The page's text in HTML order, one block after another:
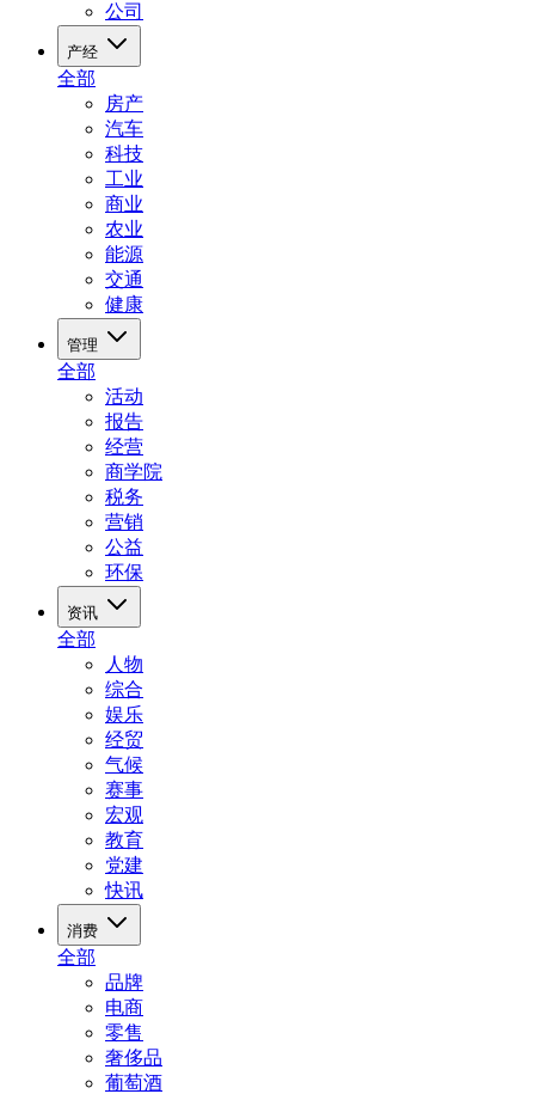
公司
产经
全部
房产
汽车
科技
工业
商业
农业
能源
交通
健康
管理
全部
活动
报告
经营
商学院
税务
营销
公益
环保
资讯
全部
人物
综合
娱乐
经贸
气候
赛事
宏观
教育
党建
快讯
消费
全部
品牌
电商
零售
奢侈品
葡萄酒